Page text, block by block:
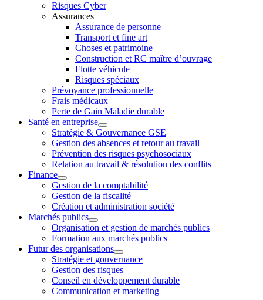
Risques Cyber
Assurances
Assurance de personne
Transport et fine art
Choses et patrimoine
Construction et RC maître d’ouvrage
Flotte véhicule
Risques spéciaux
Prévoyance professionnelle
Frais médicaux
Perte de Gain Maladie durable
Santé en entreprise
Stratégie & Gouvernance GSE
Gestion des absences et retour au travail
Prévention des risques psychosociaux
Relation au travail & résolution des conflits
Finance
Gestion de la comptabilité
Gestion de la fiscalité
Création et administration société
Marchés publics
Organisation et gestion de marchés publics
Formation aux marchés publics
Futur des organisations
Stratégie et gouvernance
Gestion des risques
Conseil en développement durable
Communication et marketing